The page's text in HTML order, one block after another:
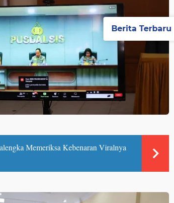
Memeriksa Kebenaran Viralnya
Berita Terbaru